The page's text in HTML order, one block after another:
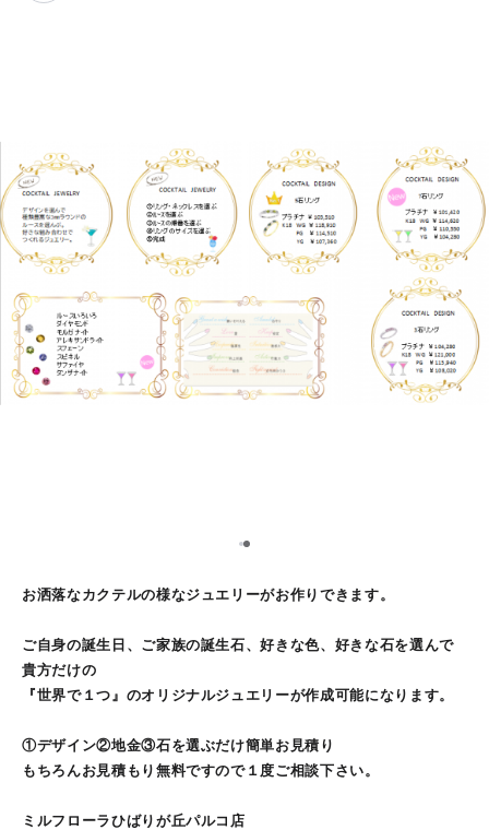
1
お洒落なカクテルの様なジュエリーがお作りできます。
ご自身の誕生日、ご家族の誕生石、好きな色、好きな石を選んで
貴方だけの
『世界で１つ』のオリジナルジュエリーが作成可能になります。
①デザイン②地金③石を選ぶだけ簡単お見積り
もちろんお見積もり無料ですので１度ご相談下さい。
ミルフローラひばりが丘パルコ店